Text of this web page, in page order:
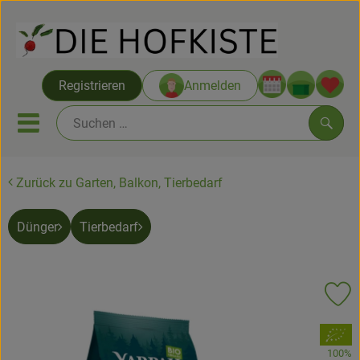
Registrieren Anmelden
Mobiles Menu öffnen oder
Saatgut ab Juli
Themenwelten
Zurück zu Garten, Balkon, Tierbedarf
Dünger Tierbedarf
, Verband:
100%